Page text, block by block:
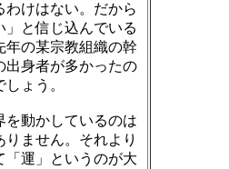
わけはない。だから
」と信じ込んでいる
年の某宗教組織の幹
出身者が多かったの
ょう。
を動かしているのは
りません。それより
「運」というのが大